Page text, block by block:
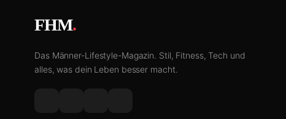
FHM.
Das Männer-Lifestyle-Magazin. Stil, Fitness, Tech und
alles, was dein Leben besser macht.